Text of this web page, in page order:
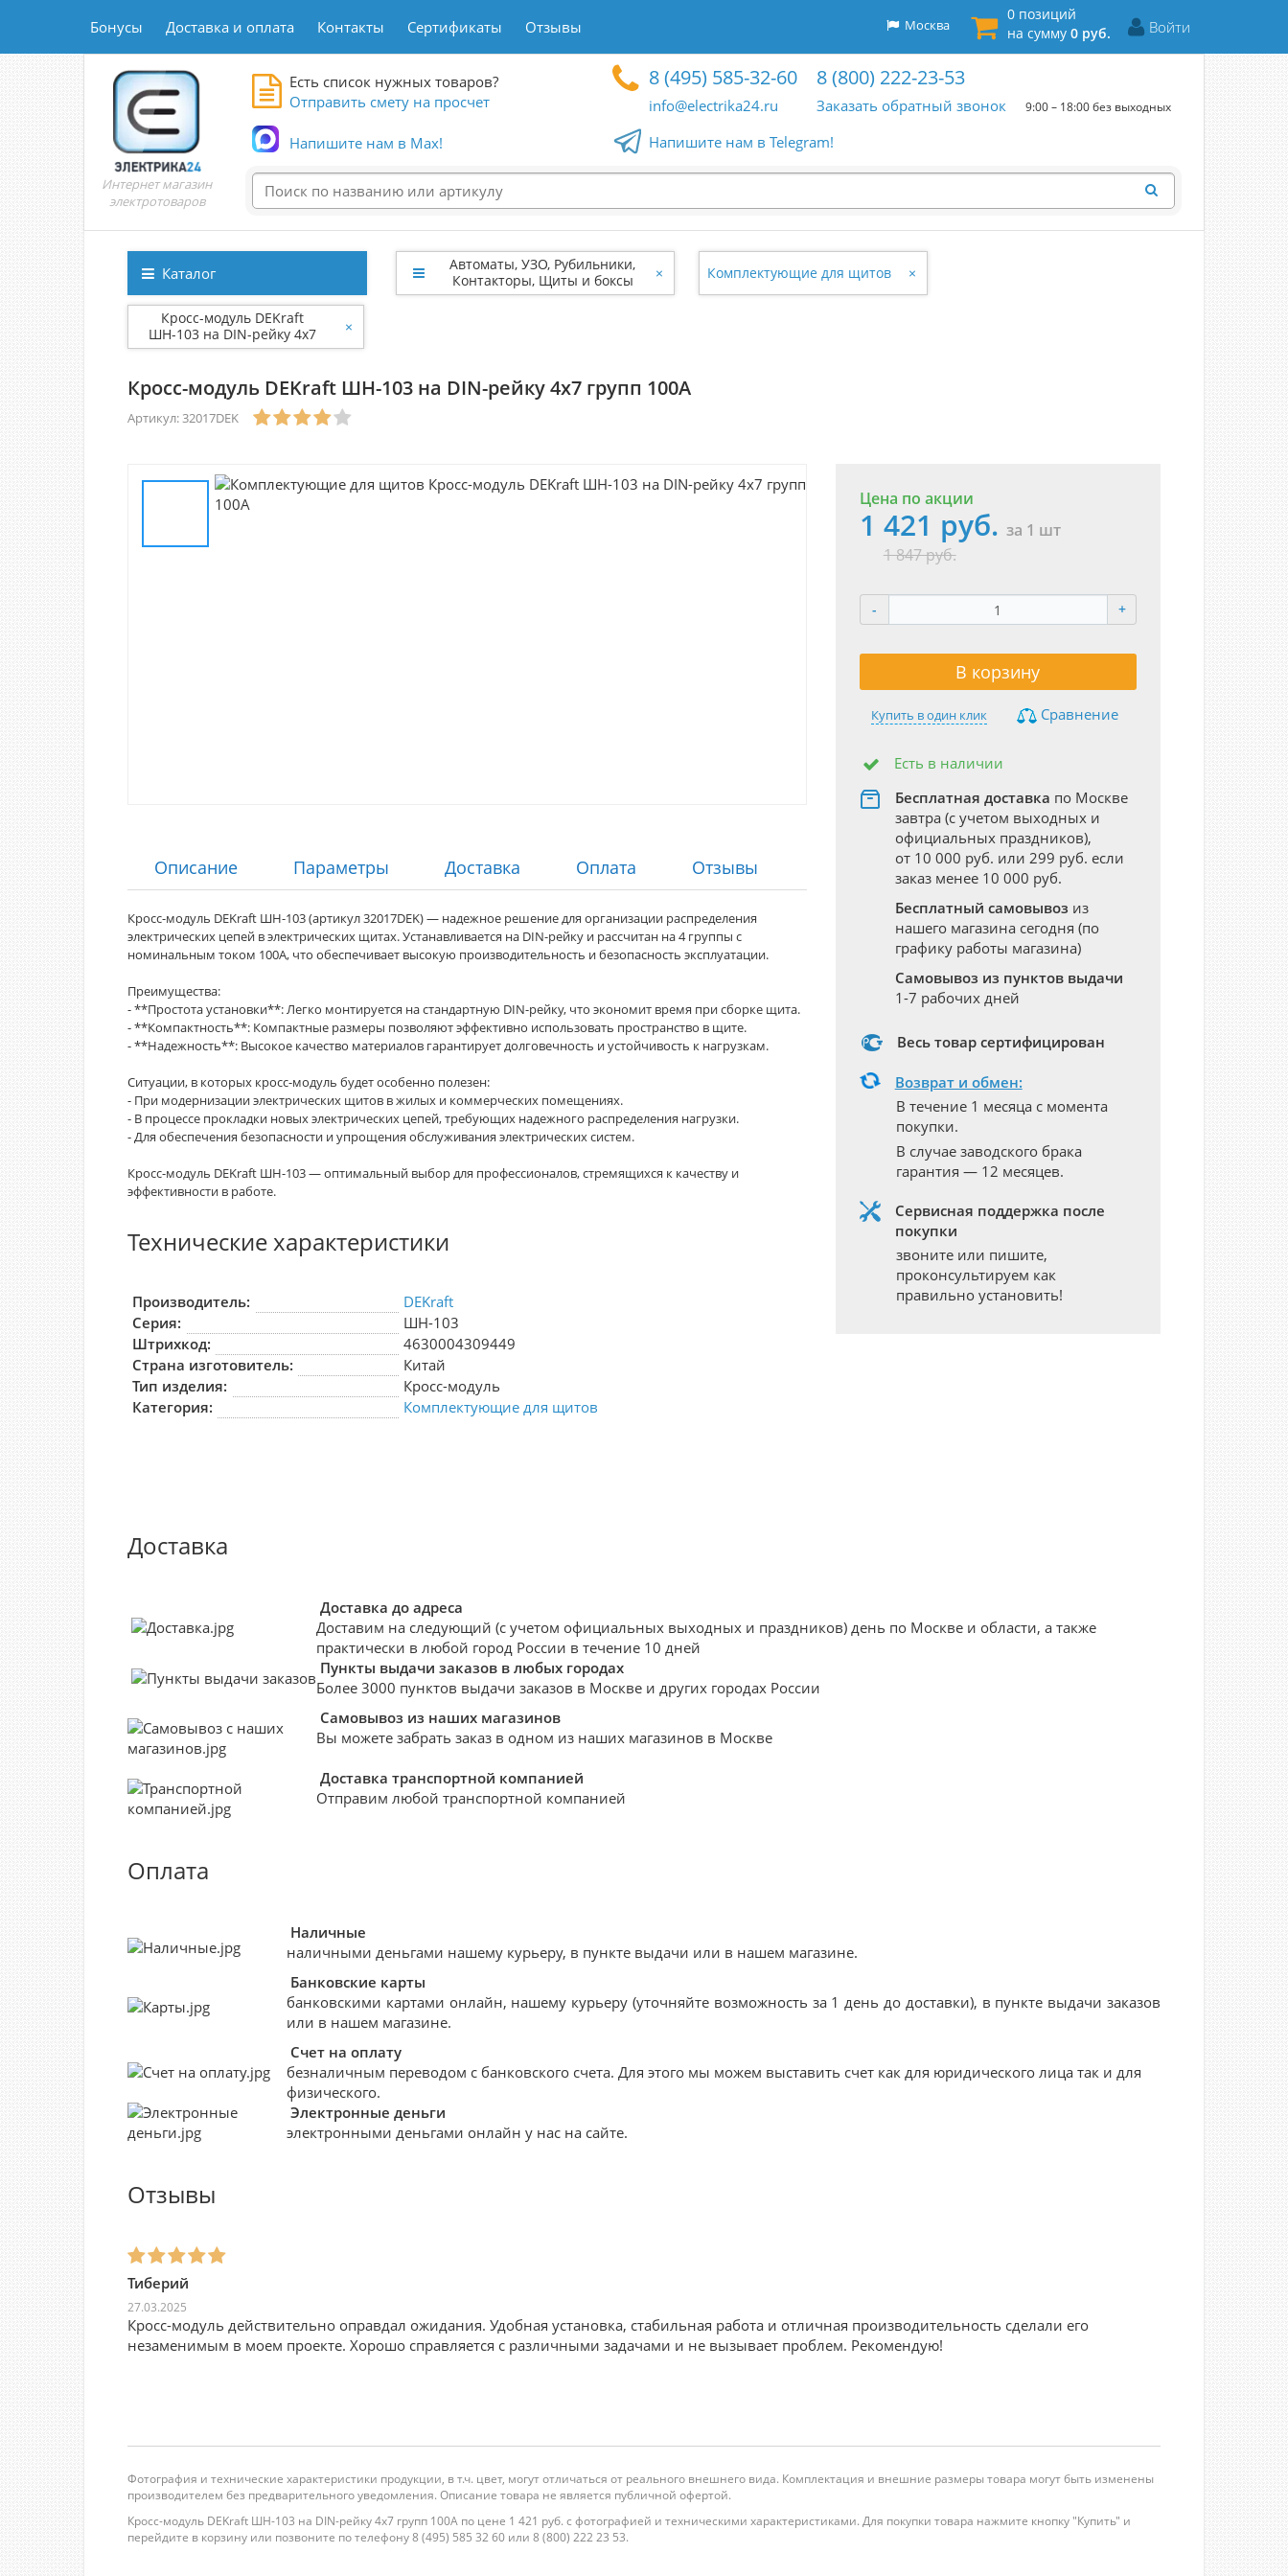
Бонусы Доставка и оплата Контакты Сертификаты Отзывы Войти
0 позиций
на сумму 0 руб.
Москва
Интернет магазин
электротоваров
Есть список нужных товаров?
Отправить смету на просчет
Напишите нам в Max!
8 (495) 585-32-60
info@electrika24.ru
8 (800) 222-23-53
Заказать обратный звонок 9:00 – 18:00 без выходных
Напишите нам в Telegram!
Каталог
Автоматы, УЗО, Рубильники,
Контакторы, Щиты и боксы
× Комплектующие для щитов ×
Кросс-модуль DEKraft
ШН-103 на DIN-рейку 4х7
групп 100А
×
Кросс-модуль DEKraft ШН-103 на DIN-рейку 4х7 групп 100А
Артикул: 32017DEK
Цена по акции
1 421 руб. за 1 шт
1 847 руб.
- +
В корзину
Купить в один клик Сравнение
Есть в наличии
Бесплатная доставка по Москве
завтра (с учетом выходных и
официальных праздников),
от 10 000 руб. или 299 руб. если
заказ менее 10 000 руб.
Бесплатный самовывоз из
нашего магазина сегодня (по
графику работы магазина)
Самовывоз из пунктов выдачи
1-7 рабочих дней
Весь товар сертифицирован
Возврат и обмен:
В течение 1 месяца с момента
покупки.
В случае заводского брака
гарантия — 12 месяцев.
Сервисная поддержка после
покупки
звоните или пишите,
проконсультируем как
правильно установить!
Описание Параметры Доставка Оплата Отзывы
Кросс-модуль DEKraft ШН-103 (артикул 32017DEK) — надежное решение для организации распределения
электрических цепей в электрических щитах. Устанавливается на DIN-рейку и рассчитан на 4 группы с
номинальным током 100А, что обеспечивает высокую производительность и безопасность эксплуатации.
Преимущества:
- **Простота установки**: Легко монтируется на стандартную DIN-рейку, что экономит время при сборке щита.
- **Компактность**: Компактные размеры позволяют эффективно использовать пространство в щите.
- **Надежность**: Высокое качество материалов гарантирует долговечность и устойчивость к нагрузкам.
Ситуации, в которых кросс-модуль будет особенно полезен:
- При модернизации электрических щитов в жилых и коммерческих помещениях.
- В процессе прокладки новых электрических цепей, требующих надежного распределения нагрузки.
- Для обеспечения безопасности и упрощения обслуживания электрических систем.
Кросс-модуль DEKraft ШН-103 — оптимальный выбор для профессионалов, стремящихся к качеству и
эффективности в работе.
Технические характеристики
Производитель:
DEKraft
Серия:
ШН-103
Штрихкод:
4630004309449
Страна изготовитель:
Китай
Тип изделия:
Кросс-модуль
Категория:
Комплектующие для щитов
Доставка
Доставка до адреса
Доставим на следующий (с учетом официальных выходных и праздников) день по Москве и области, а также
практически в любой город России в течение 10 дней
Пункты выдачи заказов в любых городах
Более 3000 пунктов выдачи заказов в Москве и других городах России
Самовывоз из наших магазинов
Вы можете забрать заказ в одном из наших магазинов в Москве
Доставка транспортной компанией
Отправим любой транспортной компанией
Оплата
Наличные
наличными деньгами нашему курьеру, в пункте выдачи или в нашем магазине.
Банковские карты
банковскими картами онлайн, нашему курьеру (уточняйте возможность за 1 день до доставки), в пункте выдачи заказов
или в нашем магазине.
Счет на оплату
безналичным переводом с банковского счета. Для этого мы можем выставить счет как для юридического лица так и для
физического.
Электронные деньги
электронными деньгами онлайн у нас на сайте.
Отзывы
Тиберий
27.03.2025
Кросс-модуль действительно оправдал ожидания. Удобная установка, стабильная работа и отличная производительность сделали его
незаменимым в моем проекте. Хорошо справляется с различными задачами и не вызывает проблем. Рекомендую!
Фотография и технические характеристики продукции, в т.ч. цвет, могут отличаться от реального внешнего вида. Комплектация и внешние размеры товара могут быть изменены
производителем без предварительного уведомления. Описание товара не является публичной офертой.
Кросс-модуль DEKraft ШН-103 на DIN-рейку 4х7 групп 100А по цене 1 421 руб. с фотографией и техническими характеристиками. Для покупки товара нажмите кнопку "Купить" и
перейдите в корзину или позвоните по телефону 8 (495) 585 32 60 или 8 (800) 222 23 53.